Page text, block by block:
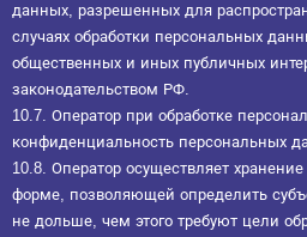
данных, разрешенных для
случаях обработки персональных
общественных и иных публичных
законодательством РФ.
10.7. Оператор при обработке
конфиденциальность персональных
10.8. Оператор осуществляет
форме, позволяющей определить
не дольше, чем этого требуют цели